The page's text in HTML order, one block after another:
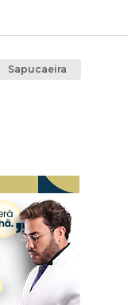
Sapucaeira